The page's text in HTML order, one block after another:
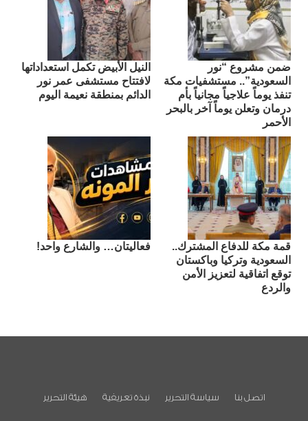
ضمن مشروع “نور
السعودية”.. مستشفيات مكة
تنفذ يوماً علاجياً مجانياً بأم
درمان وتعلن يوماً آخر بالبحر
الأحمر
النيل الأبيض تكمل استعداداتها
لافتتاح مستشفى عمر نور
الدائم بمنطقة نعيمة اليوم
قمة مكة للدفاع المشترك..
السعودية وتركيا وباكستان
توقع اتفاقية لتعزيز الأمن
والردع
فعاليتان… والشارع واحد!
اتصل بنا سياسة التحرير نبذة تعريفية هيئة التحرير